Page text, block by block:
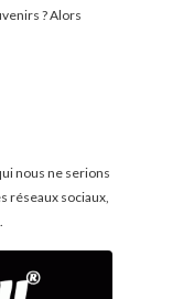
? Alors
nous ne serions
réseaux sociaux,